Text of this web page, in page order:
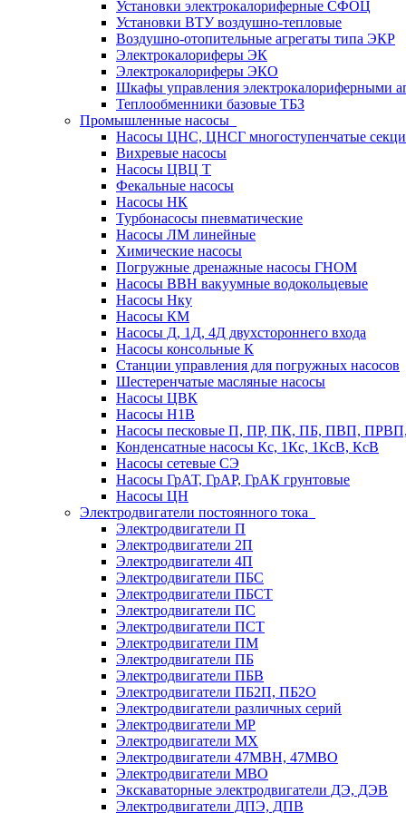
Установки электрокалориферные СФОЦ
Установки ВТУ воздушно-тепловые
Воздушно-отопительные агрегаты типа ЭКР
Электрокалориферы ЭК
Электрокалориферы ЭКО
Шкафы управления электрокалориферными
Теплообменники базовые ТБЗ
Промышленные насосы
Насосы ЦНС, ЦНСГ многоступенчатые
Вихревые насосы
Насосы ЦВЦ Т
Фекальные насосы
Насосы НК
Турбонасосы пневматические
Насосы ЛМ линейные
Химические насосы
Погружные дренажные насосы ГНОМ
Насосы ВВН вакуумные водокольцевые
Насосы Нку
Насосы КМ
Насосы Д, 1Д, 4Д двухстороннего входа
Насосы консольные К
Станции управления для погружных насосов
Шестеренчатые масляные насосы
Насосы ЦВК
Насосы Н1В
Насосы песковые П, ПР, ПК, ПБ, ПВП,
Конденсатные насосы Кс, 1Кс, 1КсВ, КсВ
Насосы сетевые СЭ
Насосы ГрАТ, ГрАР, ГрАК грунтовые
Насосы ЦН
Электродвигатели постоянного тока
Электродвигатели П
Электродвигатели 2П
Электродвигатели 4П
Электродвигатели ПБС
Электродвигатели ПБСТ
Электродвигатели ПС
Электродвигатели ПСТ
Электродвигатели ПМ
Электродвигатели ПБ
Электродвигатели ПБВ
Электродвигатели ПБ2П, ПБ2О
Электродвигатели различных серий
Электродвигатели МР
Электродвигатели MX
Электродвигатели 47MBH, 47МВО
Электродвигатели MBO
Экскаваторные электродвигатели ДЭ, ДЭВ
Электродвигатели ДПЭ, ДПВ